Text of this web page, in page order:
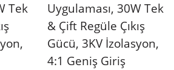
Tek
Uygulaması, 30W Tek
& Çift Regüle Çıkış
Gücü, 3KV İzolasyon,
4:1 Geniş Giriş